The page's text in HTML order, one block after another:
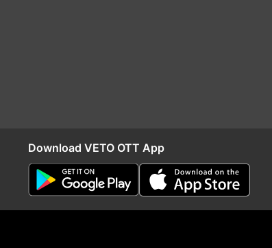
Download VETO OTT App